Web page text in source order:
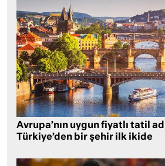
Avrupa’nın uygun fiyatlı tatil
Türkiye’den bir şehir ilk ikide